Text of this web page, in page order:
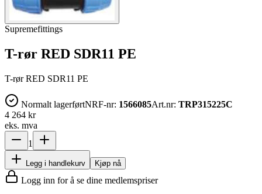
Supremefittings
T-rør RED SDR11 PE
T-rør RED SDR11 PE
Normalt lagerførtNRF-nr: 1566085Art.nr: TRP315225C
4 264 kr
eks. mva
1
Legg i handlekurv Kjøp nå
Logg inn for å se dine medlemspriser